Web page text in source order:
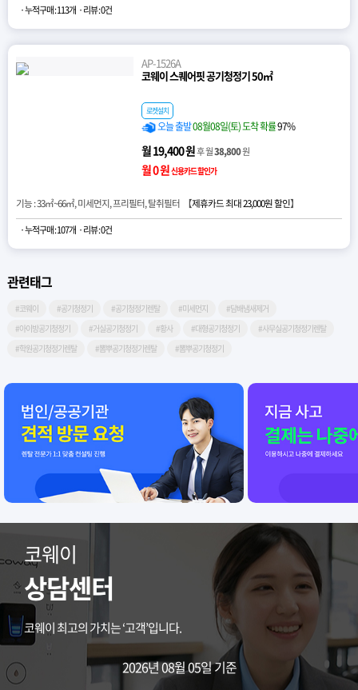
· 누적구매 : 113개 · 리뷰 : 0건
AP-1526A
코웨이 스퀘어핏 공기청정기 50㎡
로켓설치
오늘 출발08월08일(토) 도착 확률97%
월 19,400 원후 월38,800원
월 0 원신용카드 할인가
기능 : 33㎡~66㎡, 미세먼지, 프리필터, 탈취필터 【제휴카드 최대 23,000원 할인】
· 누적구매 : 107개 · 리뷰 : 0건
관련태그
#코웨이 #공기청정기 #공기청정기렌탈 #미세먼지
#담배냄새제거
#아이방공기청정기
#거실공기청정기 #황사 #대형공기청정기
#사무실공기청정기렌탈
#학원공기청정기렌탈
#뽐뿌공기청정기렌탈 #뽐뿌공기청정기
코웨이
상담센터
코웨이 최고의 가치는 ‘고객’입니다.
2026년 08월 05일 기준